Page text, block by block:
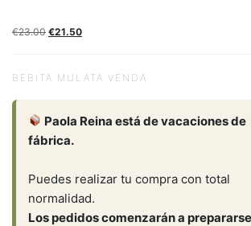
€23.00 €21.50
BEBITA MULATA VENDA
Paola Reina está de vacaciones de
fábrica.
Puedes realizar tu compra con total
normalidad.
Los pedidos comenzarán a